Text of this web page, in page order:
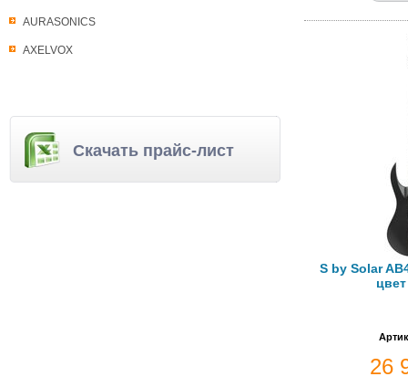
AURASONICS
AXELVOX
Скачать прайс-лист
S by Solar
26